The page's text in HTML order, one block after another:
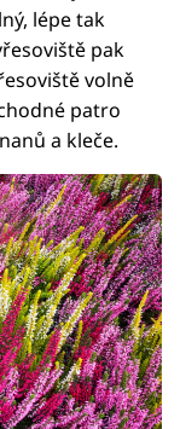
lépe tak
pak
volně
patro
a kleče.